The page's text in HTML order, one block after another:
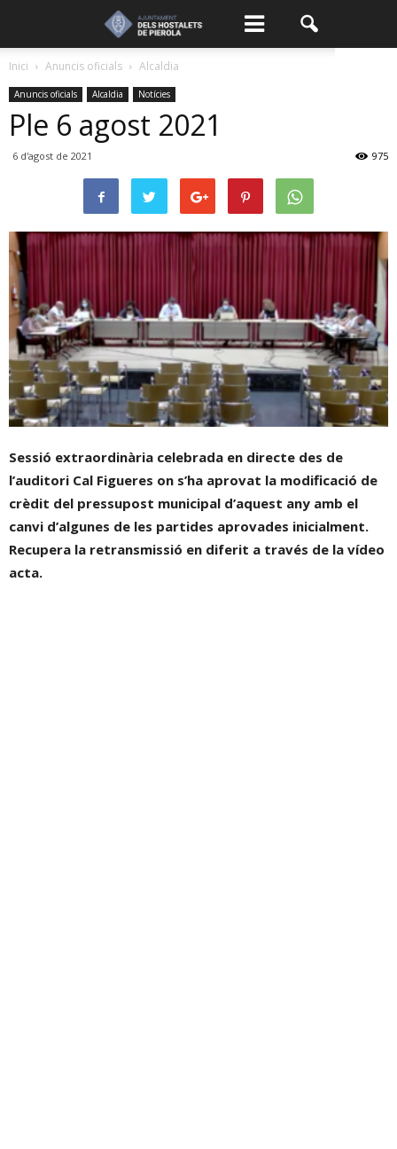
Inici Anuncis oficials Alcaldia
Anuncis oficials Alcaldia Notícies
Ple 6 agost 2021
6 d'agost de 2021 975
Sessió extraordinària celebrada en directe des de
l’auditori Cal Figueres on s’ha aprovat la modificació de
crèdit del pressupost municipal d’aquest any amb el
canvi d’algunes de les partides aprovades inicialment.
Recupera la retransmissió en diferit a través de la vídeo
acta.